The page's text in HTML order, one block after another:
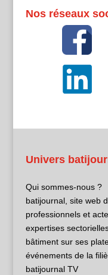
Nos réseaux
Univers
Qui sommes-nous ?
batijournal, site web
professionnels et
expertises
bâtiment sur ses
événements de la
batijournal TV